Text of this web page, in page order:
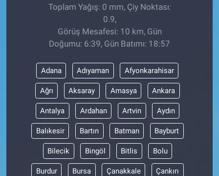
Toplam Yağış: 0 mm, Çiy Noktası:
0.9,
Görüş Mesafesi: 10 km, Gün
Doğumu: 6:39, Gün Batımı: 18:57
Adana Adıyaman Afyonkarahisar
Ağrı Aksaray Amasya Ankara
Antalya Ardahan Artvin Aydın
Balıkesir Bartın Batman Bayburt
Bilecik Bingöl Bitlis Bolu
Burdur Bursa Çanakkale Çankırı